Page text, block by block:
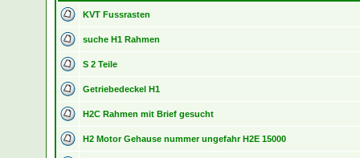
KVT Fussrasten
suche H1 Rahmen
S 2 Teile
Getriebedeckel H1
H2C Rahmen mit Brief gesucht
H2 Motor Gehause nummer ungefahr H2E 15000